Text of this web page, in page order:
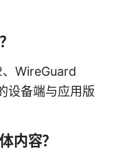
WireGuard
设备端与应用版
内容？